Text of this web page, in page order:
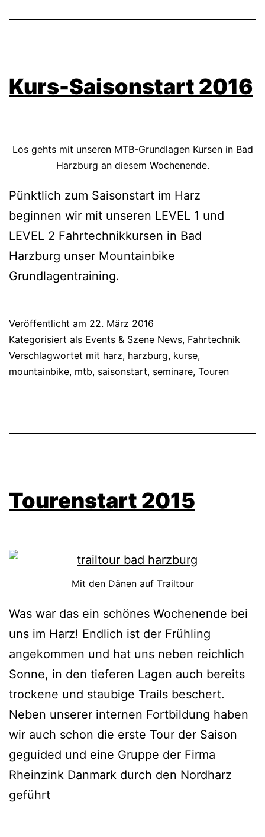
Kurs-Saisonstart 2016
Los gehts mit unseren MTB-Grundlagen Kursen in Bad
Harzburg an diesem Wochenende.
Pünktlich zum Saisonstart im Harz
beginnen wir mit unseren LEVEL 1 und
LEVEL 2 Fahrtechnikkursen in Bad
Harzburg unser Mountainbike
Grundlagentraining.
Veröffentlicht am 22. März 2016
Kategorisiert als Events & Szene News, Fahrtechnik
Verschlagwortet mit harz, harzburg, kurse,
mountainbike, mtb, saisonstart, seminare, Touren
Tourenstart 2015
Mit den Dänen auf Trailtour
Was war das ein schönes Wochenende bei
uns im Harz! Endlich ist der Frühling
angekommen und hat uns neben reichlich
Sonne, in den tieferen Lagen auch bereits
trockene und staubige Trails beschert.
Neben unserer internen Fortbildung haben
wir auch schon die erste Tour der Saison
geguided und eine Gruppe der Firma
Rheinzink Danmark durch den Nordharz
geführt